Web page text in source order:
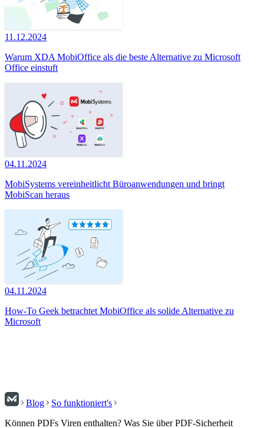
11.12.2024
Warum XDA MobiOffice als die beste Alternative zu Microsoft
Office einstuft
04.11.2024
MobiSystems vereinheitlicht Büroanwendungen und bringt
MobiScan heraus
04.11.2024
How-To Geek betrachtet MobiOffice als solide Alternative zu
Microsoft
Blog
So funktioniert's
Können PDFs Viren enthalten? Was Sie über PDF-Sicherheit